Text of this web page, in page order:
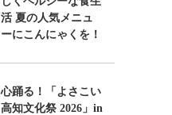
活 夏の人気メニュ
ーにこんにゃくを！
心踊る！「よさこい
高知文化祭 2026」in